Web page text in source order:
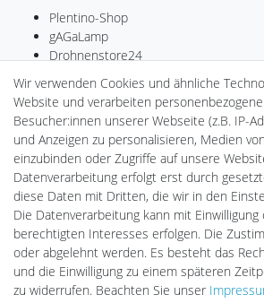
Plentino-Shop
gAGaLamp
Drohnenstore24
MeinUSB
Batteriespeicher
PlentiSolar
Gebrauchtlicht
Ledkauf
DEYESOLAR
Lightech Connect
CardanLight Europe
FORTIMO LEDs
LED-RETROSHOP
Wallbox24
Wir verwenden Cookies und ähnliche
Website und verarbeiten
Besucher:innen unserer Webseite (z.B. IP-
und Anzeigen zu personalisieren, Medien
einzubinden oder Zugriffe auf unsere
Datenverarbeitung erfolgt erst durch
diese Daten mit Dritten, die wir in den
Die Datenverarbeitung kann mit
berechtigten Interesses erfolgen. Die
oder abgelehnt werden. Es besteht das
und die Einwilligung zu einem späteren
zu widerrufen. Beachten Sie unser